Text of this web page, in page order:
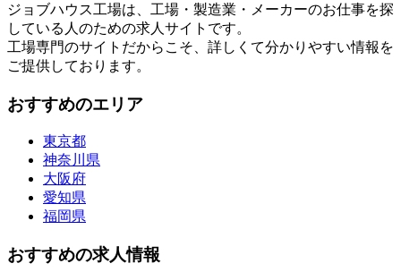
ジョブハウス工場は、工場・製造業・メーカーのお仕事を探
している人のための求人サイトです。
工場専門のサイトだからこそ、詳しくて分かりやすい情報を
ご提供しております。
おすすめのエリア
東京都
神奈川県
大阪府
愛知県
福岡県
おすすめの求人情報